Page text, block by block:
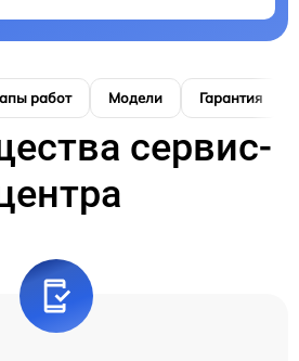
работ Модели Гарантия
сервис-